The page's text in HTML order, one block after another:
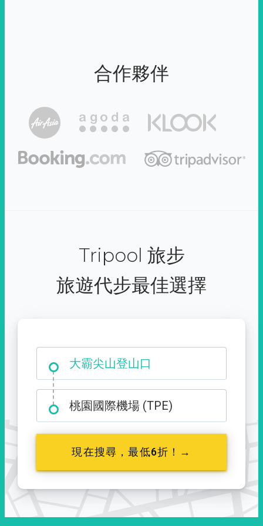
合作夥伴
Tripool 旅步
旅遊代步最佳選擇
大霸尖山登山口
桃園國際機場 (TPE)
現在搜尋，最低6折！→